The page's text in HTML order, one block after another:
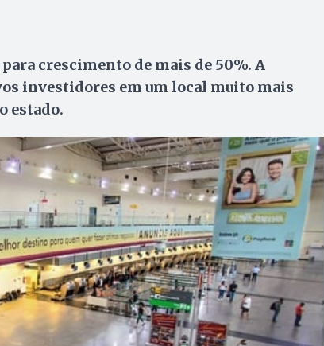
crescimento de mais de 50%. A
investidores em um local muito mais
estado.